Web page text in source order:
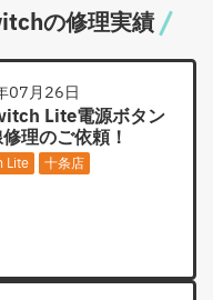
の修理実績
07月26日
Lite電源ボタン
理のご依頼！
Lite 十条店